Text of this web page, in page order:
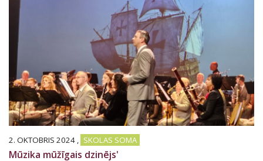
2. OKTOBRIS 2024 , SKOLAS SOMA
Mūzika mūžīgais dzinējs'